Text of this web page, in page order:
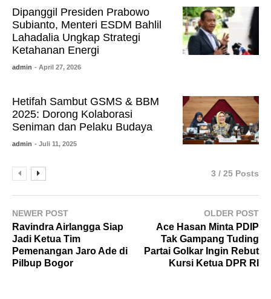
Dipanggil Presiden Prabowo
Subianto, Menteri ESDM Bahlil
Lahadalia Ungkap Strategi
Ketahanan Energi
admin - April 27, 2026
Hetifah Sambut GSMS & BBM
2025: Dorong Kolaborasi
Seniman dan Pelaku Budaya
admin - Juli 11, 2025
3 / 25 Posts
NEWER POST
Ravindra Airlangga Siap
Jadi Ketua Tim
Pemenangan Jaro Ade di
Pilbup Bogor
OLDER POST
Ace Hasan Minta PDIP
Tak Gampang Tuding
Partai Golkar Ingin Rebut
Kursi Ketua DPR RI